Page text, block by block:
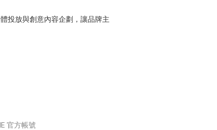
投放與創意內容企劃，讓品牌主
官方帳號